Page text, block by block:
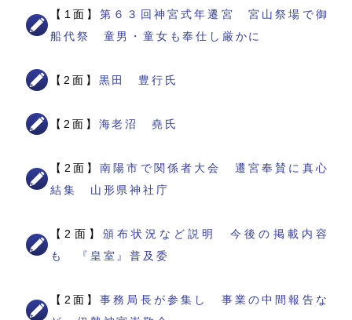
【1面】第６３回神宮式年遷宮 宮山祭場で御
船代祭 童男・童女も奉仕し厳かに
【2面】 黒田 豊行氏
【2面】 海老沼 堯氏
【2面】南陽市で関係者大会 遷宮奉賛に真心
結集 山形県神社庁
【2面】 頒布状況など説明 今後の掲載内容
も 『皇室』普及委
【2面】事務局長が参集し 事業の中間報告な